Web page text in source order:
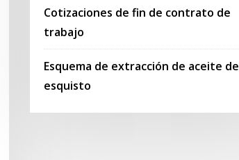
Cotizaciones de fin de contrato de
trabajo
Esquema de extracción de aceite de
esquisto